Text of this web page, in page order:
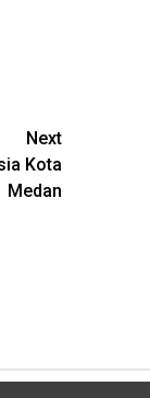
Next
Kota
Medan